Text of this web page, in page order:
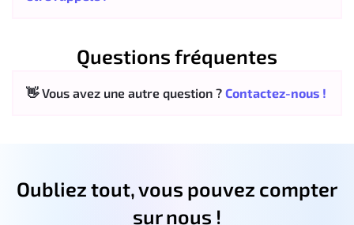
Questions fréquentes
👋 Vous avez une autre question ? Contactez-nous !
Oubliez tout, vous pouvez compter
sur nous !